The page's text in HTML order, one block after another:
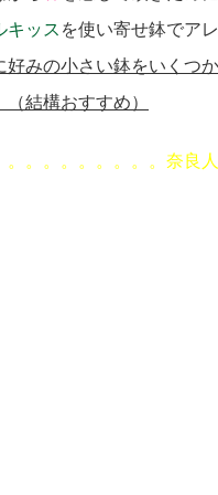
キッス を使い寄せ鉢でア
みの小さい鉢をいくつか
結構おすすめ）
。。。。。。。。奈良人